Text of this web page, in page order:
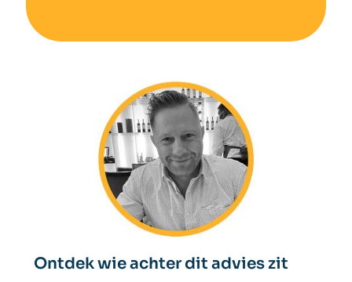
Ontdek wie achter dit advies zit